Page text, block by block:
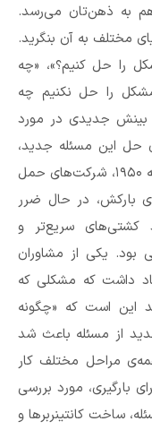
به ذهن‌تان می‌رسد.
مختلف به آن بنگرید.
را حل کنیم؟»، «چه
را حل نکنیم چه
بینش جدیدی در مورد
حل این مسئله جدید،
راه‌های تازه‌ای به ذهن‌تان رسید. اواسط دهه ۱۹۵۰، شرکت‌های حمل
بارکش، در حال ضرر
کشتی‌های سریع‌تر و
بود. یکی از مشاوران
داشت که مشکلی که
این است که «چگونه
از مسئله باعث شد
مراحل مختلف کار
بارگیری، مورد بررسی
ساخت کانتینربرها و